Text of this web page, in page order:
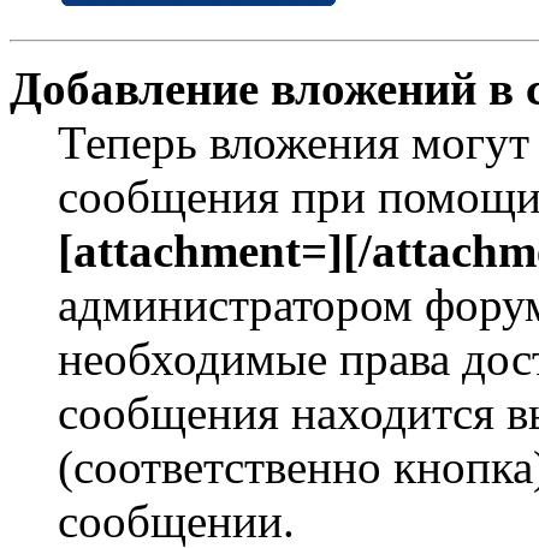
Добавление вложений в
Теперь вложения
сообщения при помощи
[attachment=][/
администратором
необходимые права
сообщения находится
(соответственно
сообщении.